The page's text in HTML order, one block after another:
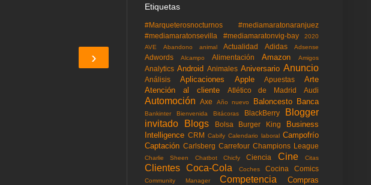
›
Etiquetas
#Marqueterosnocturnos
#mediamaratonaranjuez
#mediamaratonsevilla
#mediamaratonvig-bay
2020
AVE
Abandono animal Actualidad Adidas Adsense
Adwords Alcampo Alimentación Amazon Amigos
Analytics Android Animales Aniversario Anuncio
Análisis Aplicaciones Apple Apuestas
Arte
Atención al cliente
Atlético de Madrid Audi
Automoción Axe Año nuevo Baloncesto Banca
Bankinter Bienvenida Bitácoras BlackBerry
Blogger
invitado
Blogs Bolsa Burger King
Business
Intelligence CRM Cabify Calendario laboral Campofrío
Captación Carlsberg Carrefour Champions League
Charlie Sheen Chatbot Chicfy Ciencia Cine Citas
Clientes Coca-Cola Coches Cocina Comics
Community Manager Competencia Compras